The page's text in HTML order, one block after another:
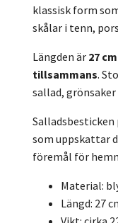
klassisk form
skålar i tenn,
Längden är 27 cm
tillsammans.
sallad,
Salladsbesticken
som uppskattar
föremål för
Material:
Längd: 27